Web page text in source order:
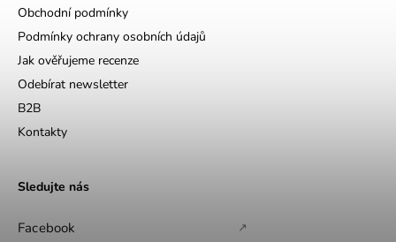
Obchodní podmínky
Podmínky ochrany osobních údajů
Jak ověřujeme recenze
Odebírat newsletter
B2B
Kontakty
Sledujte nás
Facebook ↗